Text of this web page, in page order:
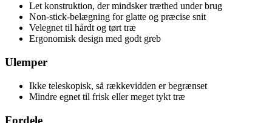
Let konstruktion, der mindsker træthed under brug
Non-stick-belægning for glatte og præcise snit
Velegnet til hårdt og tørt træ
Ergonomisk design med godt greb
Ulemper
Ikke teleskopisk, så rækkevidden er begrænset
Mindre egnet til frisk eller meget tykt træ
Fordele